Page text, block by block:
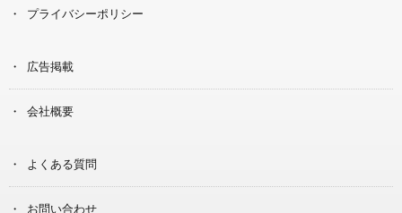
プライバシーポリシー
広告掲載
会社概要
よくある質問
お問い合わせ